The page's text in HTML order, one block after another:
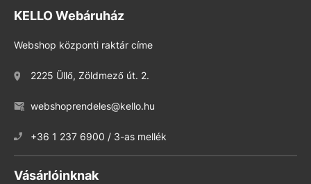
KELLO Webáruház
Webshop központi raktár címe
2225 Üllő, Zöldmező út. 2.
webshoprendeles@kello.hu
+36 1 237 6900 / 3-as mellék
Vásárlóinknak